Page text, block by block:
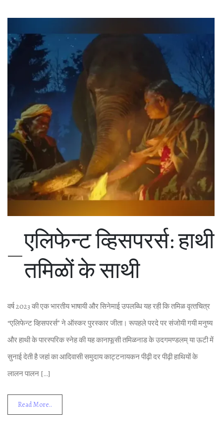
एल‍िफेन्‍ट व्‍ह‍िसपरर्स: हाथी
तम‍िळों के साथी
वर्ष 2023 की एक भारतीय भाषायी और स‍िनेमाई उपलब्‍ध‍ि यह रही क‍ि तम‍िळ वृत्‍तच‍ित्र
“एल‍िफेन्‍ट व्‍ह‍िसपरर्स” ने ऑस्कर पुरस्‍कार जीता। रूपहले परदे पर संजोयी गयी मनुष्‍य
और हाथी के पारस्‍पर‍िक स्‍नेह की यह कानाफूसी तम‍िळनाड के उदगमण्‍डलम् या ऊटी में
सुनाई देती है जहां का आद‍िवासी समुदाय काट्टनायकन पीढ़ी दर पीढ़ी हाथ‍ियों के
लालन पालन […]
Read More..